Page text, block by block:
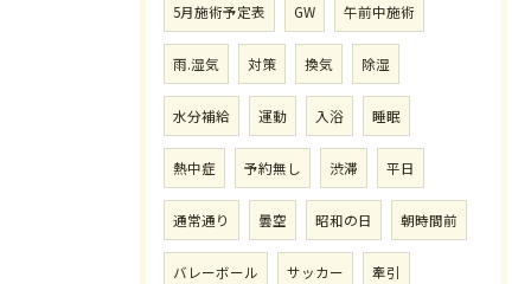
5月施術予定表 GW 午前中施術
雨.湿気 対策 換気 除湿
水分補給 運動 入浴 睡眠
熱中症 予約無し 渋滞 平日
通常通り 曇空 昭和の日 朝時間前
バレーボール サッカー 牽引